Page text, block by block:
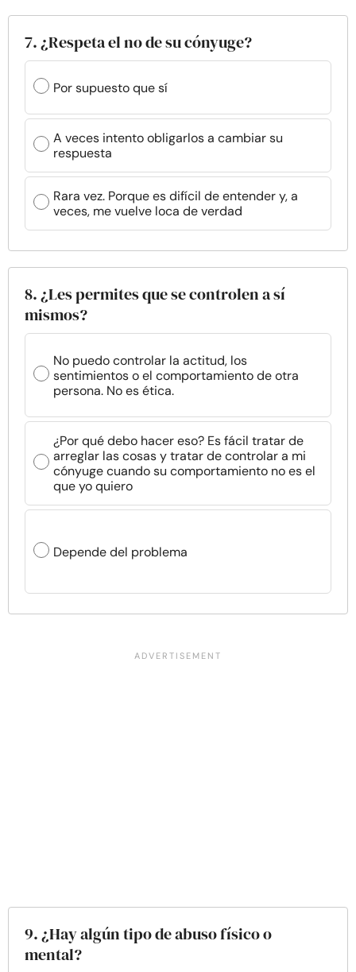
7. ¿Respeta el no de su cónyuge?
Por supuesto que sí
A veces intento obligarlos a cambiar su
respuesta
Rara vez. Porque es difícil de entender y, a
veces, me vuelve loca de verdad
8. ¿Les permites que se controlen a sí
mismos?
No puedo controlar la actitud, los
sentimientos o el comportamiento de otra
persona. No es ética.
¿Por qué debo hacer eso? Es fácil tratar de
arreglar las cosas y tratar de controlar a mi
cónyuge cuando su comportamiento no es el
que yo quiero
Depende del problema
9. ¿Hay algún tipo de abuso físico o
mental?